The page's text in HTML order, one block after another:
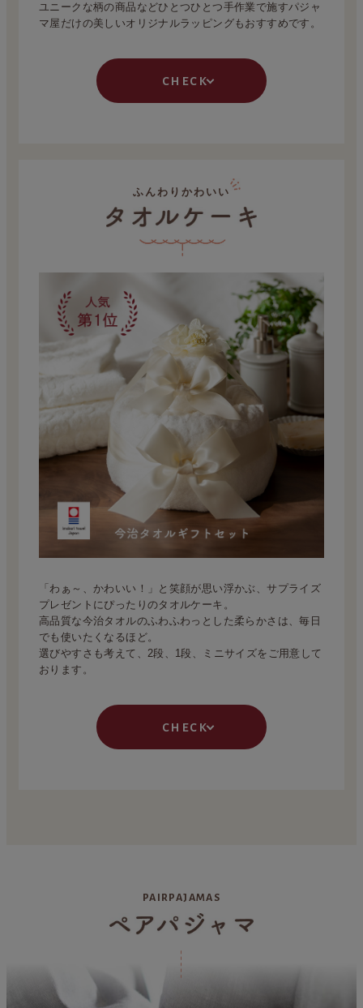
ユニークな柄の商品などひとつひとつ手作業で施すパジャ
マ屋だけの美しいオリジナルラッピングもおすすめです。
check
ふんわりかわいい
「わぁ～、かわいい！」と笑顔が思い浮かぶ、サプライズ
プレゼントにぴったりのタオルケーキ。
高品質な今治タオルのふわふわっとした柔らかさは、毎日
でも使いたくなるほど。
選びやすさも考えて、2段、1段、ミニサイズをご用意して
おります。
check
PAIRPAJAMAS